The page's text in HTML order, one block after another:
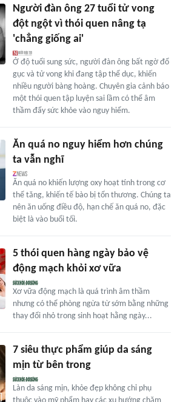
Người đàn ông 27 tuổi tử vong
đột ngột vì thói quen nâng tạ
'chẳng giống ai'
Ở độ tuổi sung sức, người đàn ông bất ngờ đổ
gục và tử vong khi đang tập thể dục, khiến
nhiều người bàng hoàng. Chuyên gia cảnh báo
một thói quen tập luyện sai lầm có thể âm
thầm đẩy sức khỏe vào nguy hiểm.
Ăn quá no nguy hiểm hơn chúng
ta vẫn nghĩ
Ăn quá no khiến lượng oxy hoạt tính trong cơ
thể tăng, khiến tế bào bị tổn thương. Chúng ta
nên ăn uống điều độ, hạn chế ăn quá no, đặc
biệt là vào buổi tối.
5 thói quen hàng ngày bảo vệ
động mạch khỏi xơ vữa
Xơ vữa động mạch là quá trình âm thầm
nhưng có thể phòng ngừa từ sớm bằng những
thay đổi nhỏ trong sinh hoạt hằng ngày...
7 siêu thực phẩm giúp da sáng
mịn từ bên trong
Làn da sáng mịn, khỏe đẹp không chỉ phụ
thuộc vào mỹ phẩm hay các xu hướng chăm